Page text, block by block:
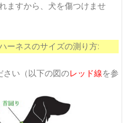
ますから、犬を傷つけませ
ーネスのサイズの測り方:
さい（以下の図のレッド線を参